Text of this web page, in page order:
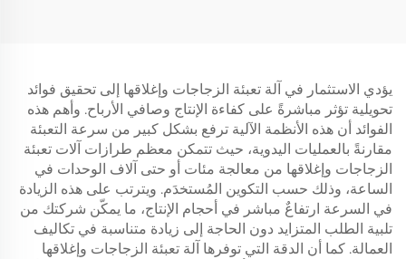
يؤدي الاستثمار في آلة تعبئة الزجاجات وإغلاقها إلى تحقيق فوائد
تحويلية تؤثر مباشرةً على كفاءة الإنتاج وصافي الأرباح. وأهم هذه
الفوائد أن هذه الأنظمة الآلية ترفع بشكل كبير من سرعة التعبئة
مقارنةً بالعمليات اليدوية، حيث تتمكن معظم طرازات آلات تعبئة
الزجاجات وإغلاقها من معالجة مئات أو حتى آلاف الوحدات في
الساعة، وذلك حسب التكوين المُستخدَم. ويترتب على هذه الزيادة
في السرعة ارتفاعٌ مباشر في أحجام الإنتاج، ما يمكّن شركتك من
تلبية الطلب المتزايد دون الحاجة إلى زيادة متناسبة في تكاليف
العمالة. كما أن الدقة التي توفرها آلة تعبئة الزجاجات وإغلاقها